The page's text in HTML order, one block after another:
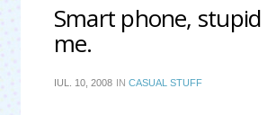
Smart phone, stupid
me.
IUL. 10, 2008 IN CASUAL STUFF